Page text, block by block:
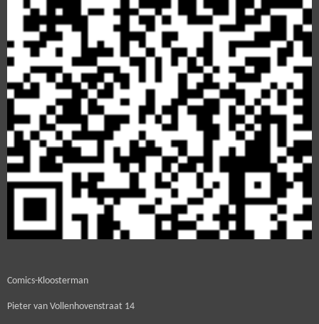
Comics-Kloosterman
Pieter van Vollenhovenstraat 14